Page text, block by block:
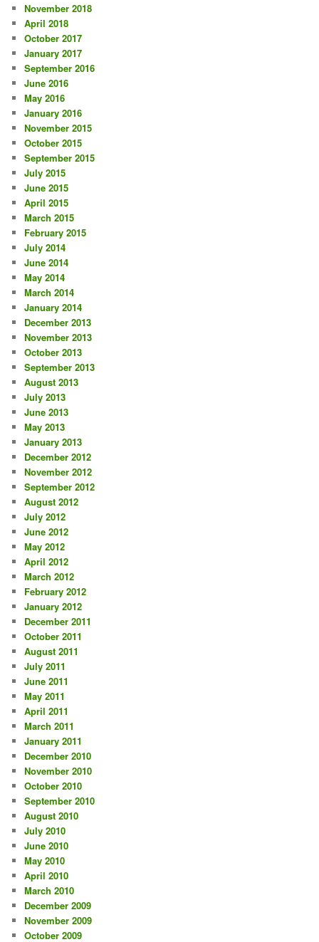
November 2018
April 2018
October 2017
January 2017
September 2016
June 2016
May 2016
January 2016
November 2015
October 2015
September 2015
July 2015
June 2015
April 2015
March 2015
February 2015
July 2014
June 2014
May 2014
March 2014
January 2014
December 2013
November 2013
October 2013
September 2013
August 2013
July 2013
June 2013
May 2013
January 2013
December 2012
November 2012
September 2012
August 2012
July 2012
June 2012
May 2012
April 2012
March 2012
February 2012
January 2012
December 2011
October 2011
August 2011
July 2011
June 2011
May 2011
April 2011
March 2011
January 2011
December 2010
November 2010
October 2010
September 2010
August 2010
July 2010
June 2010
May 2010
April 2010
March 2010
December 2009
November 2009
October 2009